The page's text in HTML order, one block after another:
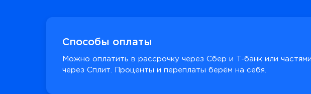
Способы оплаты
Можно оплатить в рассрочку через Сбер и Т-банк или частями
через Сплит. Проценты и переплаты берём на себя.